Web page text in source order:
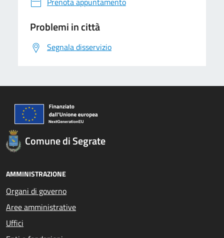
Problemi in città
Segnala disservizio
Comune di Segrate
AMMINISTRAZIONE
Organi di governo
Aree amministrative
Uffici